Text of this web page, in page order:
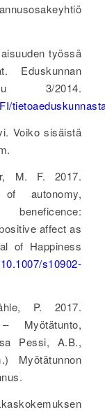
työssä
Eduskunnan
3/2014.
Voiko sisäistä
M. F. 2017.
autonomy,
affect as
of Happiness
s10902-
P. 2017.
Myötätunto,
Pessi, A.B.,
Myötätunnon